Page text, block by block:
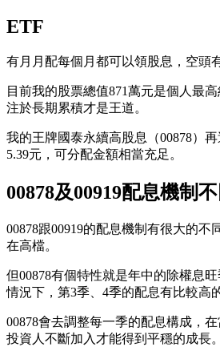
ETF
有月月配每個月都可以領股息，空頭
目前我的股票總值871萬元是個人最
注於長期累積才是王道。
我的王牌國泰永續高股息（00878）
5.39元，可分配金額相當充足。
00878及00919配息機制不
00878跟00919的配息機制有很大的
在高檔。
但00878有個特性就是年中的除權息
情況下，第3季、4季的配息有比較高
00878會去調整每一季的配息構成，
投資人不斷加入才能得到平穩的成長。